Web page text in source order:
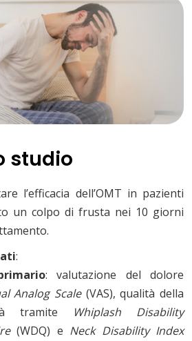
studio
l’efficacia dell’OMT in pazienti
un colpo di frusta nei 10 giorni
:
: valutazione del dolore
Analog Scale(VAS), qualità della
tramite
Whiplash Disability
(WDQ) e Neck Disability Index